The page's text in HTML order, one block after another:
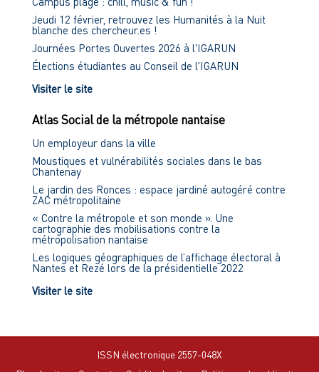
Jeudi 12 février, retrouvez les Humanités à la Nuit
blanche des chercheur.es !
Journées Portes Ouvertes 2026 à l'IGARUN
Élections étudiantes au Conseil de l'IGARUN
Visiter le site
Atlas Social de la métropole nantaise
Un employeur dans la ville
Moustiques et vulnérabilités sociales dans le bas
Chantenay
Le jardin des Ronces : espace jardiné autogéré contre
ZAC métropolitaine
« Contre la métropole et son monde ». Une
cartographie des mobilisations contre la
métropolisation nantaise
Les logiques géographiques de l’affichage électoral à
Nantes et Rezé lors de la présidentielle 2022
Visiter le site
ISSN électronique 2557-048X